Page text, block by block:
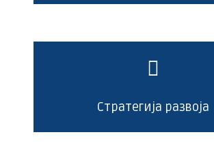
Стратегија развоја